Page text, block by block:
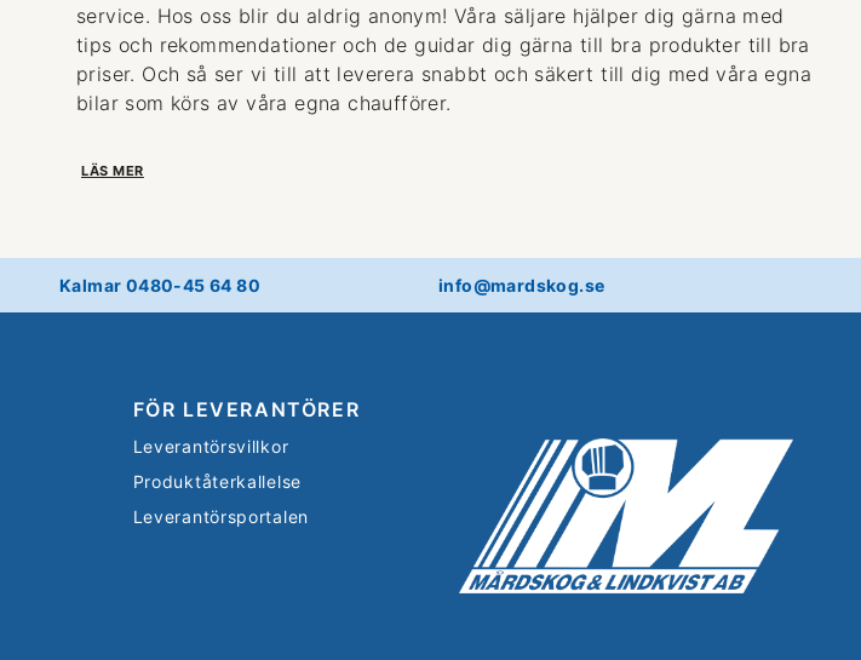
service. Hos oss blir du aldrig anonym! Våra säljare hjälper dig gärna med
tips och rekommendationer och de guidar dig gärna till bra produkter till bra
priser. Och så ser vi till att leverera snabbt och säkert till dig med våra egna
bilar som körs av våra egna chaufförer.
LÄS MER
Kalmar 0480-45 64 80 info@mardskog.se
FÖR LEVERANTÖRER
Leverantörsvillkor
Produktåterkallelse
Leverantörsportalen